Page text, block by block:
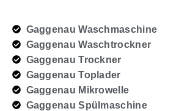
Gaggenau Waschmaschine
Gaggenau Waschtrockner
Gaggenau Trockner
Gaggenau Toplader
Gaggenau Mikrowelle
Gaggenau Spülmaschine